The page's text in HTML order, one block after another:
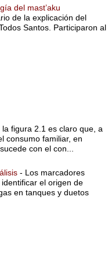
del mast’aku
de la explicación del
Santos. Participaron al
la figura 2.1 es claro que, a
consumo familiar, en
con el con...
- Los marcadores
el origen de
en tanques y duetos